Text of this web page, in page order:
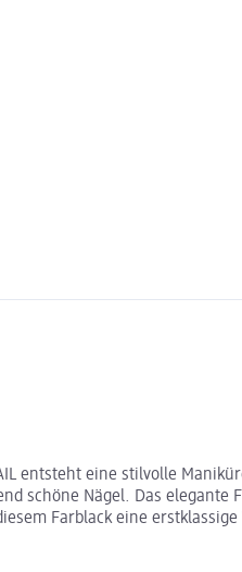
entsteht eine stilvolle
schöne Nägel. Das
Farblack eine